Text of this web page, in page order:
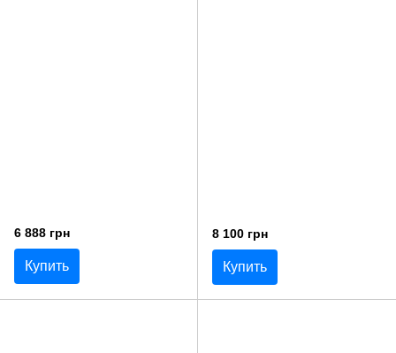
6 888 грн
Купить
8 100 грн
Купить